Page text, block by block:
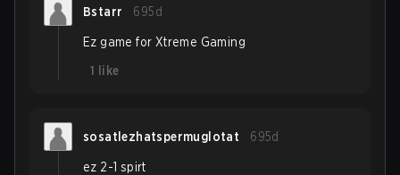
Bstarr 695d
Ez game for Xtreme Gaming
1
like
sosatlezhatspermuglotat 695d
ez 2-1 spirt